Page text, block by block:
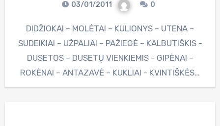
03/01/2011 0
DIDŽIOKAI – MOLĖTAI – KULIONYS – UTENA –
SUDEIKIAI – UŽPALIAI – PAŽIEGĖ – KALBUTIŠKIS -
DUSETOS – DUSETŲ VIENKIEMIS - GIPĖNAI –
ROKĖNAI – ANTAZAVĖ – KUKLIAI - KVINTIŠKĖS…